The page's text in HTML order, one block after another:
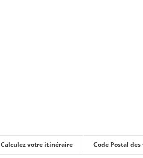
Calculez votre itinéraire Code Postal